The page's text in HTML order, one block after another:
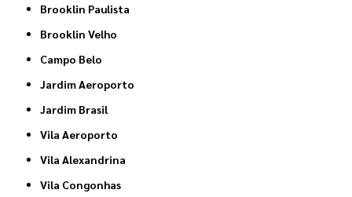
Brooklin Paulista
Brooklin Velho
Campo Belo
Jardim Aeroporto
Jardim Brasil
Vila Aeroporto
Vila Alexandrina
Vila Congonhas